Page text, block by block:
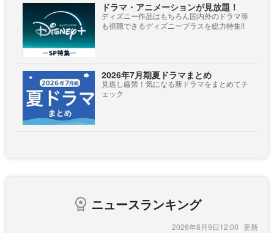
ドラマ・アニメーションが見放題！
ディズニー作品はもちろん国内外のドラマ等
も視聴できるディズニープラスを総力特集!!
2026年7月期夏ドラマまとめ
見逃し厳禁！気になる新ドラマをまとめてチ
ェック
ニュースランキング
2026年8月9日12:00